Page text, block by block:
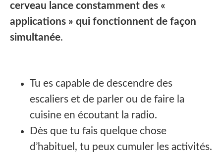
cerveau lance constamment des «
applications » qui fonctionnent de façon
simultanée.
Tu es capable de descendre des
escaliers et de parler ou de faire la
cuisine en écoutant la radio.
Dès que tu fais quelque chose
d’habituel, tu peux cumuler les activités.